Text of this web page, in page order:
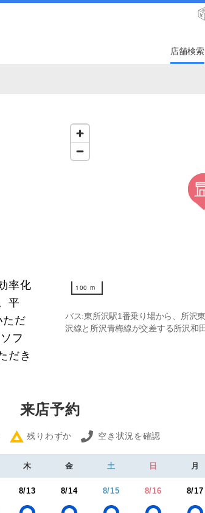
店舗検索
率化
平
ただ
フ
だき
100 m
100 m
バス:東所沢駅1番乗り場から、所沢
沢線と所沢青梅線が交差する所沢和
来店予約
残りわずか 空き状況を確認
木 金 土 日 月
8/13 8/14 8/15 8/16 8/17